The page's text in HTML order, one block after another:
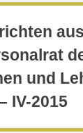
und
IV-2015